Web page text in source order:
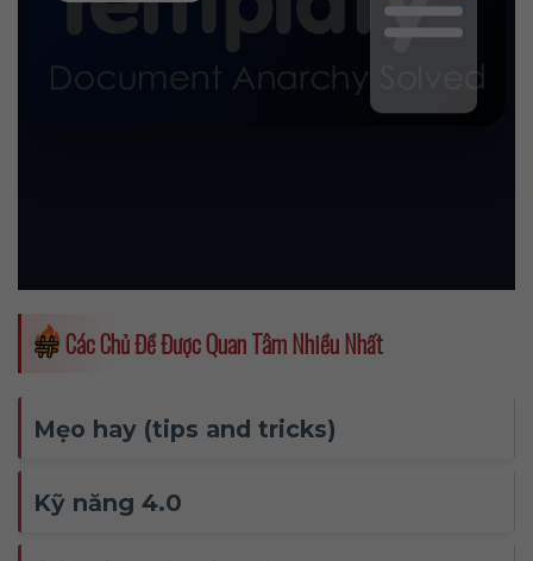
Các Chủ Đề Được Quan Tâm Nhiều Nhất
Mẹo hay (tips and tricks)
Kỹ năng 4.0